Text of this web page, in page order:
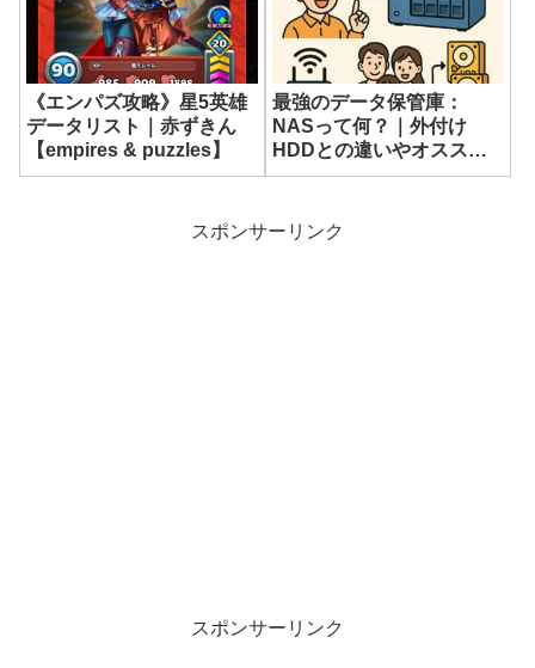
《エンパズ攻略》星5英雄
データリスト｜赤ずきん
【empires & puzzles】
最強のデータ保管庫：
NASって何？｜外付け
HDDとの違いやオススメ
のUGREEN NASについて
スポンサーリンク
スポンサーリンク